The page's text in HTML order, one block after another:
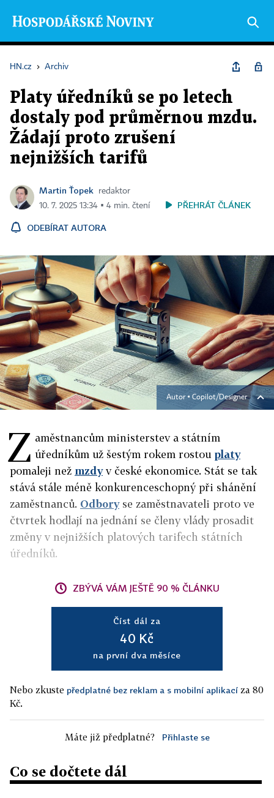
HN.cz › Archiv
Platy úředníků se po letech
dostaly pod průměrnou mzdu.
Žádají proto zrušení
nejnižších tarifů
Martin Ťopek
redaktor
10. 7. 2025 13:34 ▪ 4 min. čtení
PŘEHRÁT ČLÁNEK
ODEBÍRAT AUTORA
Autor ▪ Copilot/Designer
Z aměstnancům ministerstev a státním
úředníkům už šestým rokem rostou platy
pomaleji než mzdyv české ekonomice. Stát se tak
stává stále méně konkurenceschopný při shánění
zaměstnanců. Odboryse zaměstnavateli proto ve
čtvrtek hodlají na jednání se členy vlády prosadit
změny v nejnižších platových tarifech státních
úředníků.
ZBÝVÁ VÁM JEŠTĚ 90 % ČLÁNKU
Číst dál za
40 Kč
na první dva měsíce
Nebo zkuste předplatné bez reklam a s mobilní aplikací za 80
Kč.
Máte již předplatné? Přihlaste se
Co se dočtete dál